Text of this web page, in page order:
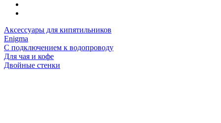
Аксессуары для кипятильников
Enigma
С подключением к водопроводу
Для чая и кофе
Двойные стенки